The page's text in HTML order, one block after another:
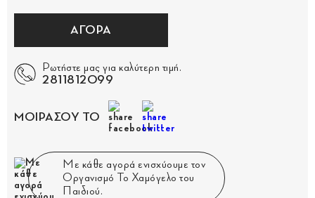
ΑΓΟΡΑ
Ρωτήστε μας για καλύτερη τιμή.
2811812099
ΜΟΙΡΑΣΟΥ ΤΟ
Με κάθε αγορά ενισχύουμε τον
Οργανισμό Το Χαμόγελο του
Παιδιού.